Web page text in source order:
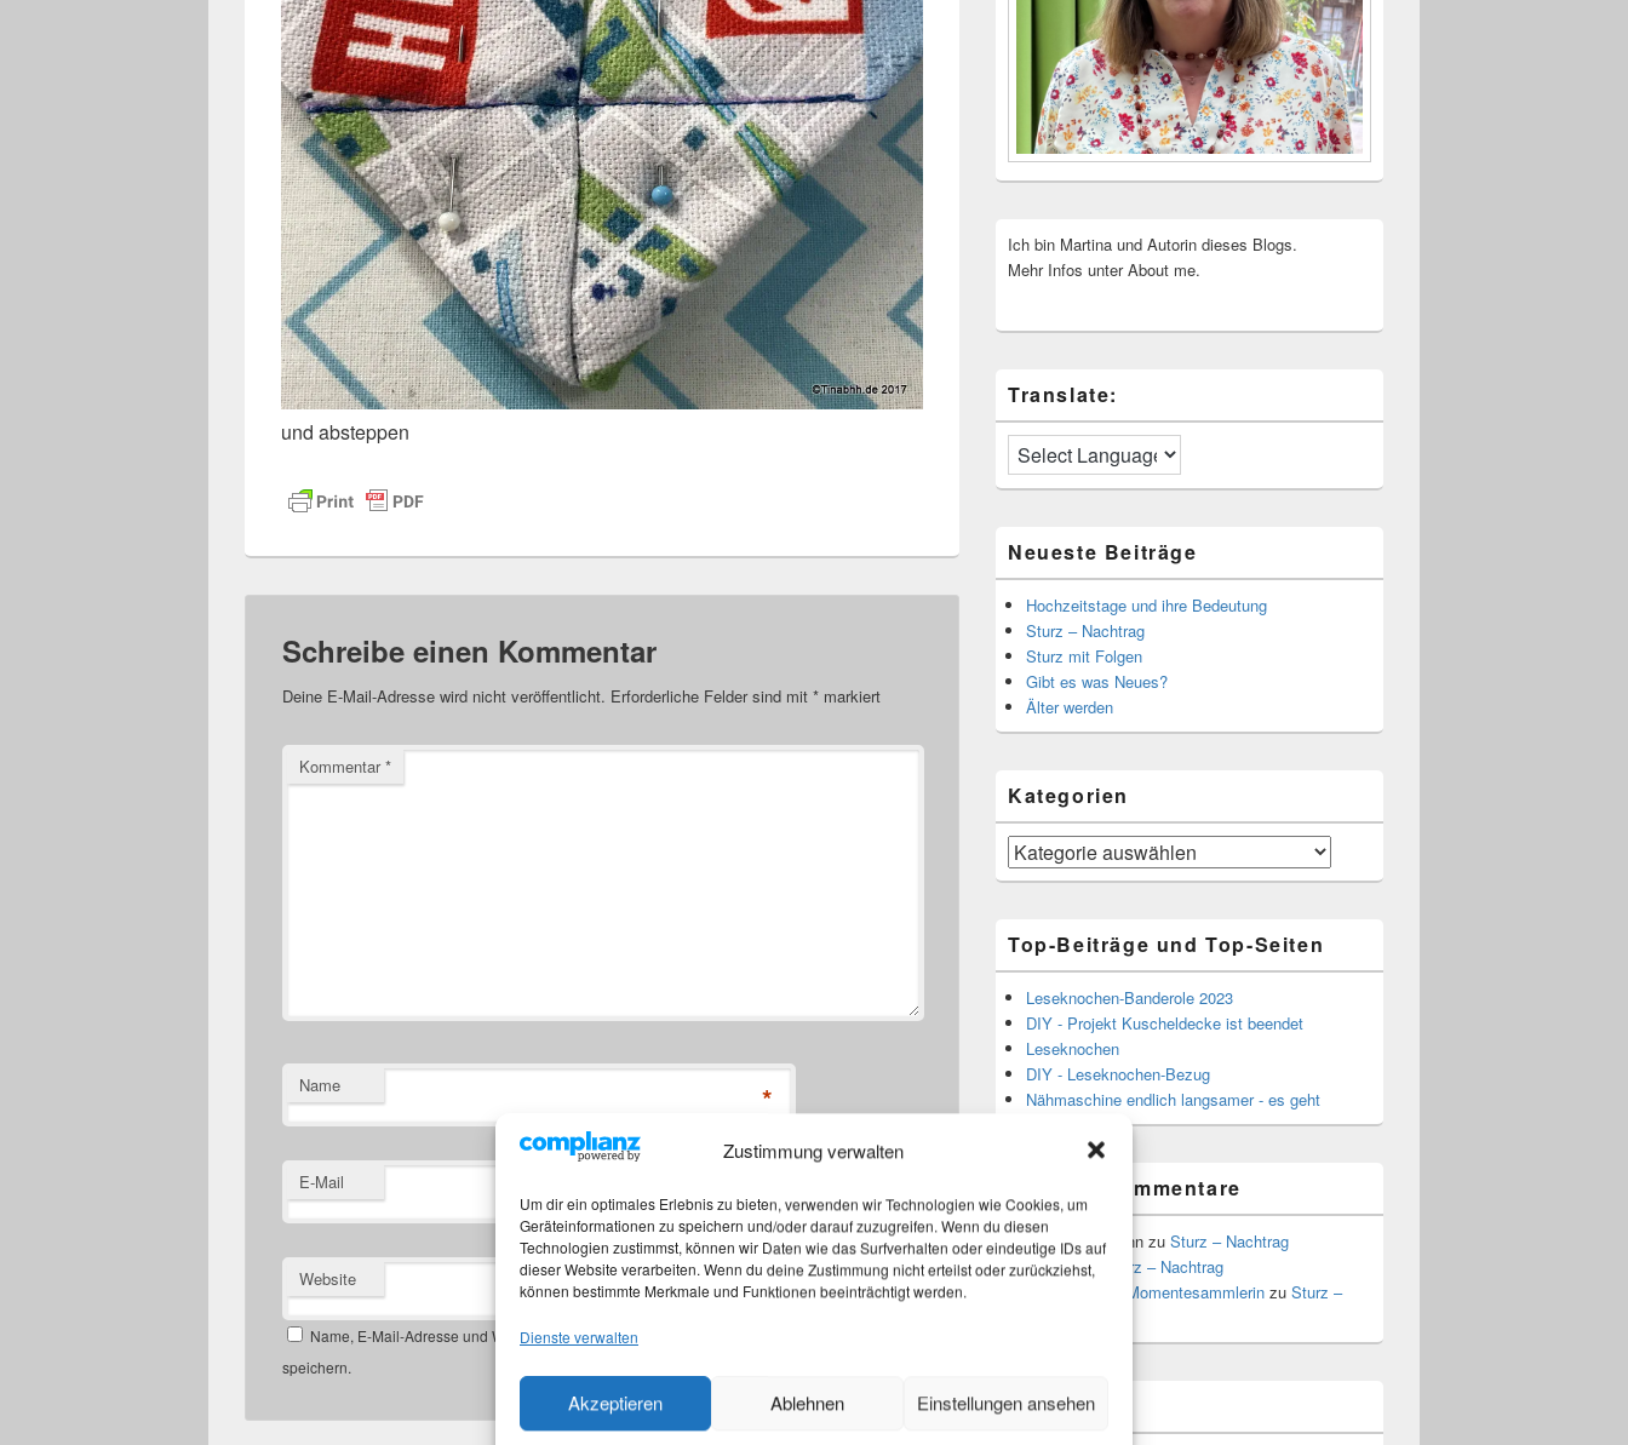
Zustimmung verwalten
Um dir ein optimales Erlebnis zu bieten, verwenden wir Technologien wie Cookies, um
Geräteinformationen zu speichern und/oder darauf zuzugreifen. Wenn du diesen
Technologien zustimmst, können wir Daten wie das Surfverhalten oder eindeutige IDs auf
dieser Website verarbeiten. Wenn du deine Zustimmung nicht erteilst oder zurückziehst,
können bestimmte Merkmale und Funktionen beeinträchtigt werden.
Dienste verwalten
Akzeptieren Ablehnen Einstellungen ansehen
und absteppen
Schreibe einen Kommentar
Deine E-Mail-Adresse wird nicht veröffentlicht. Erforderliche Felder sind mit * markiert
Kommentar*
Name *
E-Mail *
Website
Name, E-Mail-Adresse und Website in diesem Browser für meinen nächsten Kommentar
speichern.
Ich bin Martina und Autorin dieses Blogs.
Mehr Infos unter About me.
Translate:
Neueste Beiträge
Hochzeitstage und ihre Bedeutung
Sturz – Nachtrag
Sturz mit Folgen
Gibt es was Neues?
Älter werden
Kategorien
Kategorien
Top-Beiträge und Top-Seiten
Leseknochen-Banderole 2023
DIY - Projekt Kuscheldecke ist beendet
Leseknochen
DIY - Leseknochen-Bezug
Nähmaschine endlich langsamer - es geht
Neueste Kommentare
Stefan Hoffmann zu Sturz – Nachtrag
Martinazu
Sturz – Nachtrag
Martha, die Momentesammlerinzu Sturz –
Themen